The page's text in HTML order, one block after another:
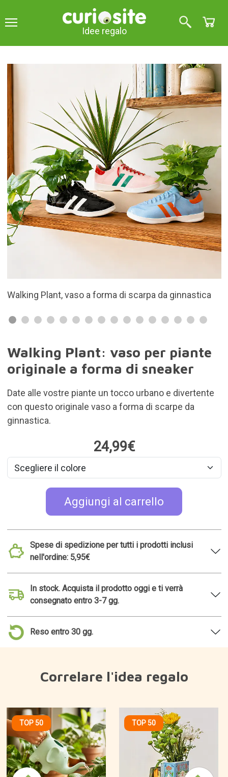
Idee regalo
ginnastica Dai un tocco di stile alle tue piante
Walking Plant: vaso per piante
originale a forma di sneaker
Date alle vostre piante un tocco urbano e divertente
con questo originale vaso a forma di scarpe da
ginnastica.
24,99€
Aggiungi al carrello
Spese di spedizione per tutti i prodotti inclusi
nell'ordine: 5,95€
In stock. Acquista il prodotto oggi e ti verrà
consegnato entro 3-7 gg.
Reso entro 30 gg.
Correlare l'idea regalo
TOP 50 TOP 50